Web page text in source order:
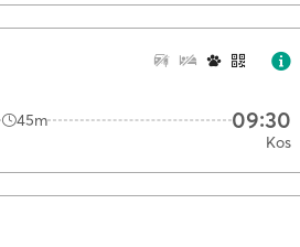
45m 09:30
Kos